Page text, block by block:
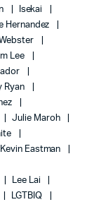
Isekai
Hernandez
Lee
Ryan
Julie Maroh
Kevin Eastman
Lee Lai
LGTBIQ